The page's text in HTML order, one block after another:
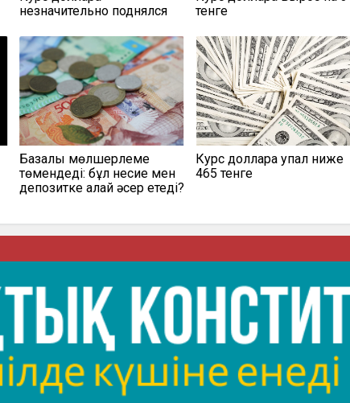
незначительно поднялся
тенге
Базалық мөлшерлеме
төмендеді: бұл несие мен
депозитке қалай әсер етеді?
Курс доллара упал ниже
465 тенге